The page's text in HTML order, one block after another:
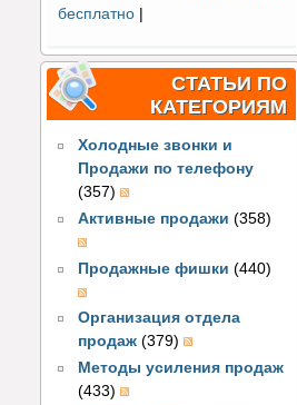
бесплатно |
СТАТЬИ ПО
КАТЕГОРИЯМ
Холодные звонки и
Продажи по телефону
(357)
Активные продажи (358)
Продажные фишки (440)
Организация отдела
продаж (379)
Методы усиления продаж
(433)